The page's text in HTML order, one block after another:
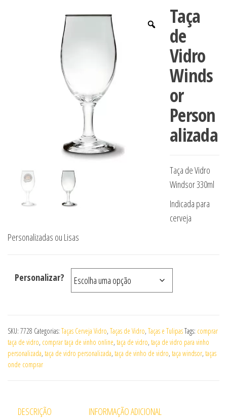
Taça
de
Vidro
Winds
or
Person
alizada
Taça de Vidro
Windsor 330ml
Indicada para
cerveja
Personalizadas ou Lisas
Personalizar?
SKU: 7728 Categorias: Taças Cerveja Vidro, Taças de Vidro, Taças e TulipasTags: comprar
taça de vidro, comprar taça de vinho online, taça de vidro, taça de vidro para vinho
personalizada, taça de vidro personalizada, taça de vinho de vidro, taça windsor, taças
onde comprar
DESCRIÇÃO INFORMAÇÃO ADICIONAL